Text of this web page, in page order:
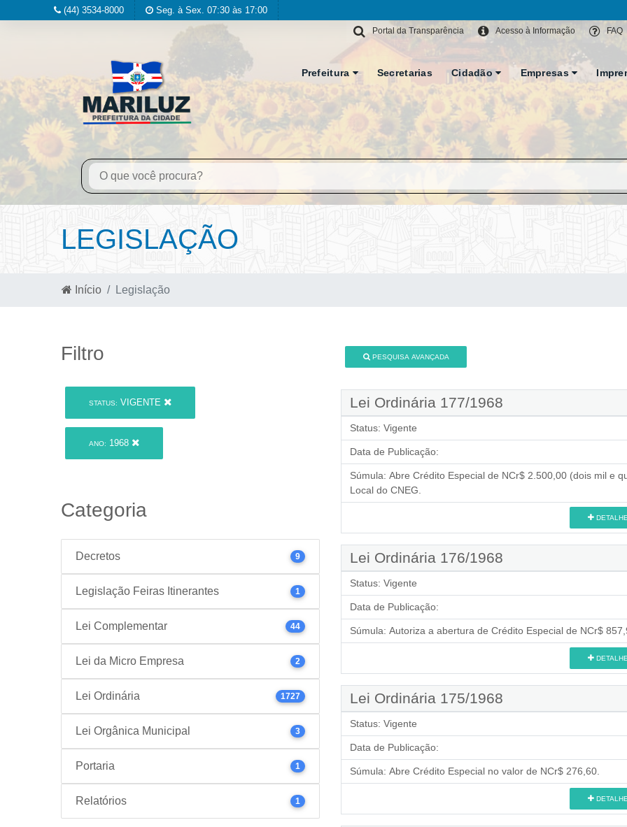
(44) 3534-8000 Seg. à Sex. 07:30 às 17:00
FAQ
Acesso à Informação
Portal da Transparência
Prefeitura Secretarias Cidadão Empresas
LEGISLAÇÃO
Início Legislação
Filtro
STATUS: VIGENTE
ANO: 1968
Categoria
Decretos 9
Legislação Feiras Itinerantes 1
Lei Complementar 44
Lei da Micro Empresa 2
Lei Ordinária 1727
Lei Orgânica Municipal 3
Portaria 1
Relatórios 1
PESQUISA AVANÇADA
Lei Ordinária 177/1968
Status: Vigente
Data de Publicação:
Súmula: Abre Crédito Especial de NCr$ 2.500,00 (dois mil e
Local do CNEG.
Lei Ordinária 176/1968
Status: Vigente
Data de Publicação:
Súmula: Autoriza a abertura de Crédito Especial de NCr$
Lei Ordinária 175/1968
Status: Vigente
Data de Publicação:
Súmula: Abre Crédito Especial no valor de NCr$ 276,60.